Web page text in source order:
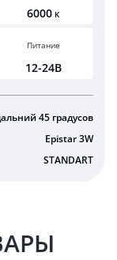
6000 К
Питание
12-24В
45 градусов
Epistar 3W
STANDART